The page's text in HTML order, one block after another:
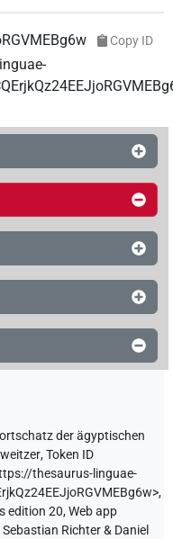
Copy ID
der ägyptischen
,Token ID
thesaurus-linguae-
,
edition 20, Web app
Richter & Daniel